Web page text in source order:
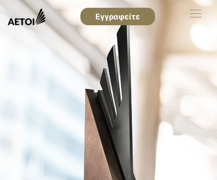
Εγγραφείτε